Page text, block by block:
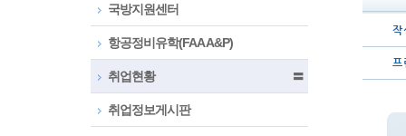
국방지원센터
항공정비유학(FAA A&P)
취업현황 〓
취업정보게시판
작
프